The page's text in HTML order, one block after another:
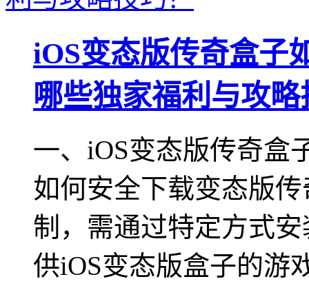
iOS变态版传奇盒子
哪些独家福利与攻略
一、iOS变态版传奇盒
如何安全下载变态版
制，需通过特定方式
供iOS变态版盒子的游